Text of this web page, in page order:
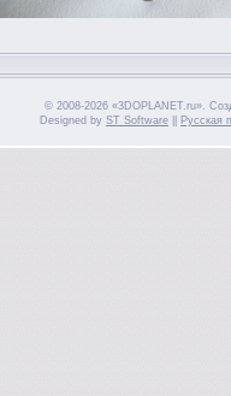
© 2008-2026 «3DOPLANET.ru».
Designed by ST Software Русская